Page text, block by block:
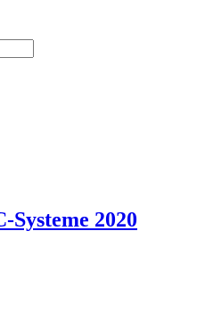
Systeme 2020